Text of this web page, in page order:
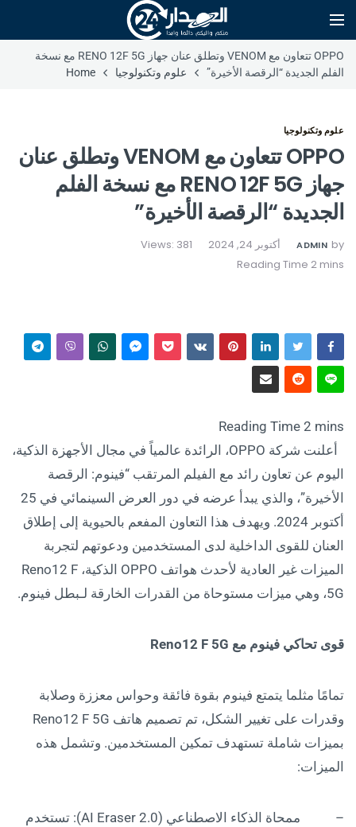
OPPO تتعاون مع VENOM وتطلق عنان جهاز RENO 12F 5G مع نسخة
الفلم الجديدة “الرقصة الأخيرة”
علوم وتكنولوجيا Home
علوم وتكنولوجيا
OPPO تتعاون مع VENOM وتطلق عنان
جهاز RENO 12F 5G مع نسخة الفلم
الجديدة “الرقصة الأخيرة”
by
ADMIN أكتوبر 24, 2024 Views: 381
أعلنت شركة OPPO، الرائدة عالمياً في مجال الأجهزة الذكية،
اليوم عن تعاون رائد مع الفيلم المرتقب “فينوم: الرقصة
الأخيرة”، والذي يبدأ عرضه في دور العرض السينمائي في 25
أكتوبر 2024. ويهدف هذا التعاون المفعم بالحيوية إلى إطلاق
العنان للقوى الداخلية لدى المستخدمين ودعوتهم لتجربة
الميزات غير العادية لأحدث هواتف OPPO الذكية، Reno12 F
5G، وهي ميزات مستوحاة من القدرات الخارقة لـبطل فينوم.
قوى تحاكي فينوم مع Reno12 F 5G
تمامًا مثلما يتمتع فينوم بقوة فائقة وحواس معززة وصلابة
وقدرات على تغيير الشكل، تم تصميم هاتف Reno12 F 5G
بميزات شاملة تستهدف تمكين المستخدمين. وتشمل هذه
الميزات:
– ممحاة الذكاء الاصطناعي (AI Eraser 2.0): تستخدم